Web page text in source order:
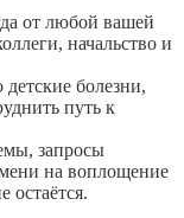
от любой вашей
начальство и
болезни,
путь к
запросы
на воплощение
остаётся.